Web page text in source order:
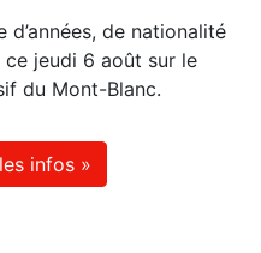
d’années, de nationalité
jeudi 6 août sur le
du Mont-Blanc.
infos »